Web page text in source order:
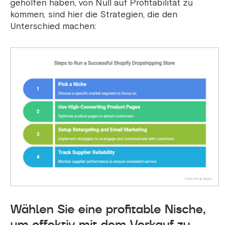
geholfen haben, von Null auf Profitabilität zu
kommen, sind hier die Strategien, die den
Unterschied machen:
Wählen Sie eine profitable Nische,